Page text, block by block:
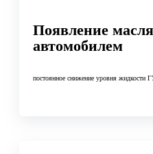
Появление
автомобилем
постоянное снижение уровня жидкости